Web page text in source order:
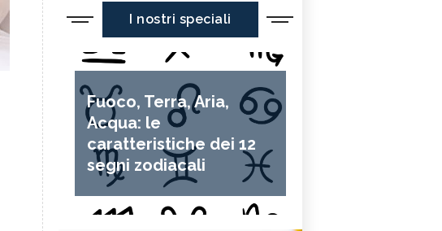
I nostri speciali
Fuoco, Terra, Aria,
Acqua: le
caratteristiche dei 12
segni zodiacali